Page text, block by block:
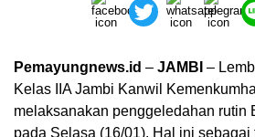
Pemayungnews.id – JAMBI –
Kelas IIA Jambi Kanwil
melaksanakan penggeledahan rutin
pada Selasa (16/01). Hal ini